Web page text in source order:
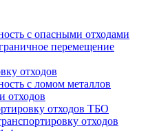
с опасными отходами
перемещение
отходов
с ломом металлов
отходов
отходов ТБО
отходов